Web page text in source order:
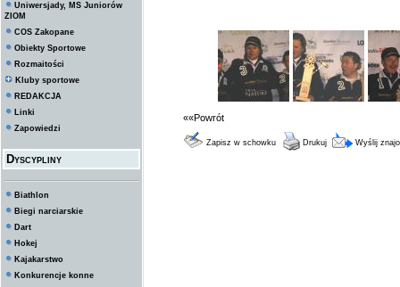
Uniwersjady, MS Juniorów
ZIOM
COS Zakopane
Obiekty Sportowe
Rozmaitości
Kluby sportowe
REDAKCJA
Linki
Zapowiedzi
Dyscypliny
Biathlon
Biegi narciarskie
Dart
Hokej
Kajakarstwo
Konkurencje konne
««Powrót
Zapisz w schowku Drukuj Wyślij